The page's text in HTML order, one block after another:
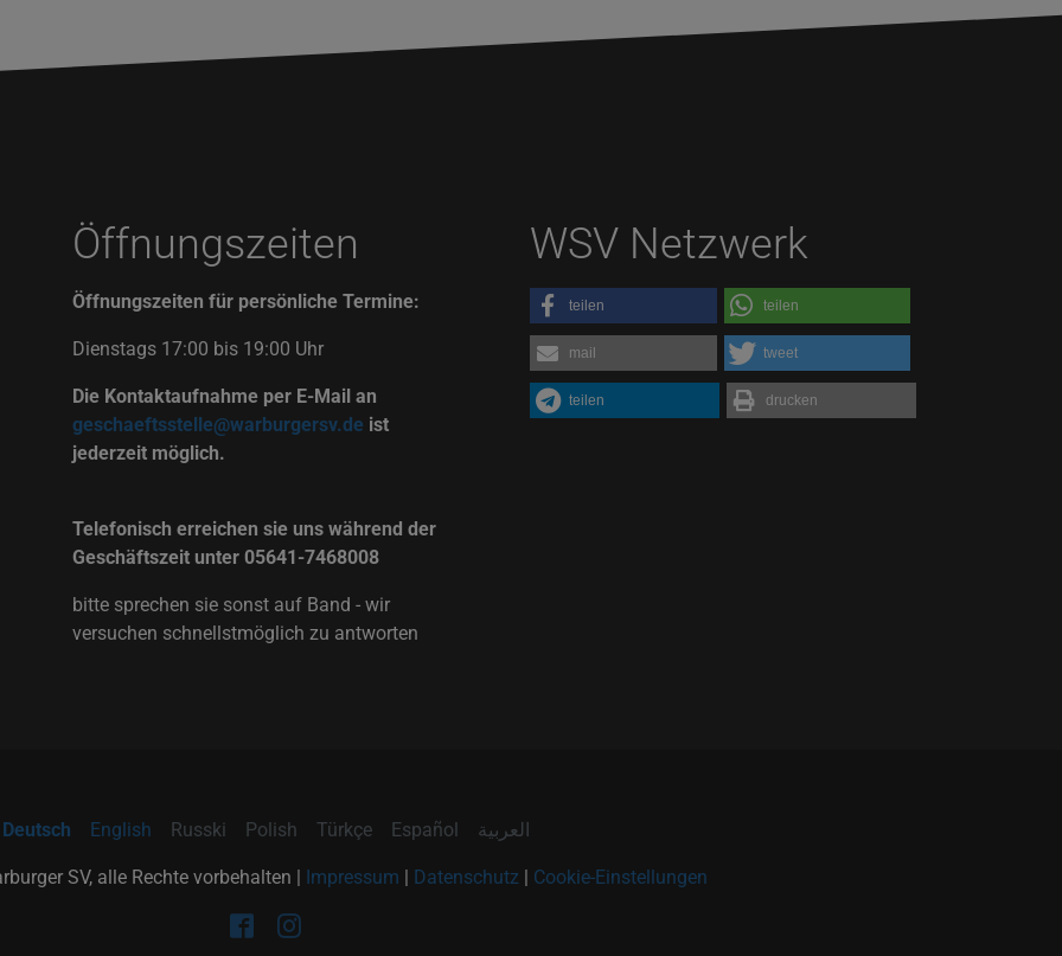
Öffnungszeiten
Öffnungszeiten für persönliche Termine:
Dienstags 17:00 bis 19:00 Uhr
Die Kontaktaufnahme per E-Mail an
geschaeftsstelle@warburgersv.de ist
jederzeit möglich.
Telefonisch erreichen sie uns während der
Geschäftszeit unter 05641-7468008
bitte sprechen sie sonst auf Band - wir
versuchen schnellstmöglich zu antworten
WSV Netzwerk
teilen teilen
mail tweet
teilen drucken
Deutsch English Russki Polish Türkçe Español العربية
SV, alle Rechte vorbehalten | Impressum | Datenschutz | Cookie-Einstellungen